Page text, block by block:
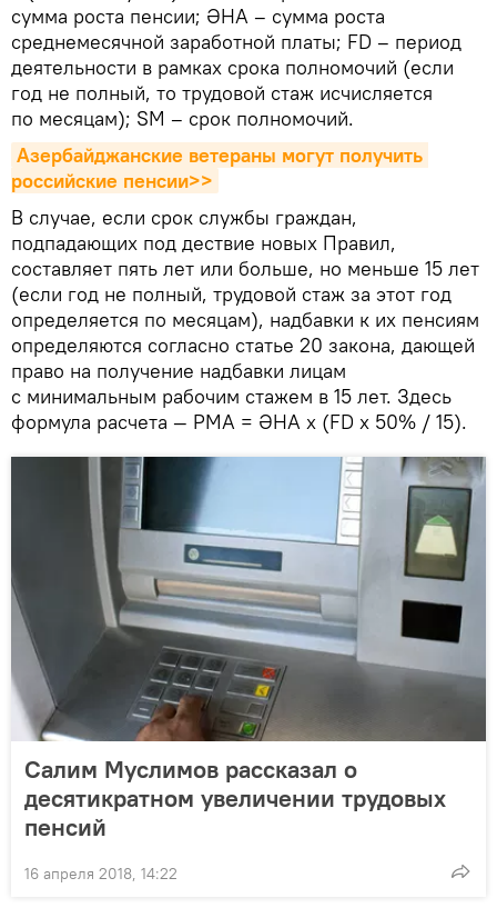
сумма роста пенсии; ƏHA – сумма роста
среднемесячной заработной платы; FD – период
деятельности в рамках срока полномочий (если
год не полный, то трудовой стаж исчисляется
по месяцам); SM – срок полномочий.
Азербайджанские ветераны могут получить
российские пенсии>>
В случае, если срок службы граждан,
подпадающих под дествие новых Правил,
составляет пять лет или больше, но меньше 15 лет
(если год не полный, трудовой стаж за этот год
определяется по месяцам), надбавки к их пенсиям
определяются согласно статье 20 закона, дающей
право на получение надбавки лицам
с минимальным рабочим стажем в 15 лет. Здесь
формула расчета — PMA = ƏHA x (FD x 50% / 15).
Салим Муслимов рассказал о
десятикратном увеличении трудовых
пенсий
16 апреля 2018, 14:22